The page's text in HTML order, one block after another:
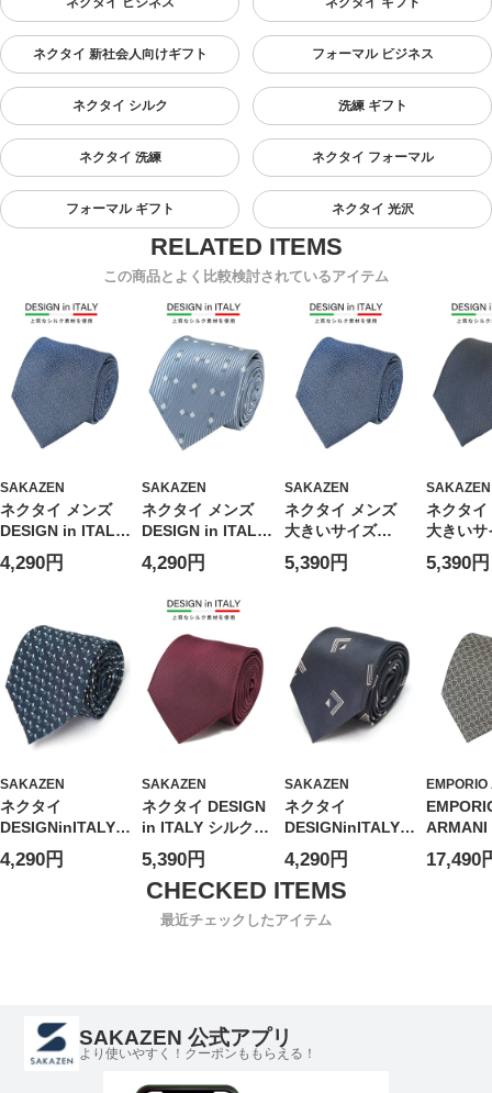
ネクタイ 新社会人向けギフト フォーマル ビジネス
ネクタイ シルク 洗練 ギフト
ネクタイ 洗練 ネクタイ フォーマル
フォーマル ギフト ネクタイ 光沢
この商品とよく比較検討されているアイテム
SAKAZEN
ネクタイ メンズ
DESIGN in ITALY
シルク混 無地 タ
イ SAKAZEN サカ
4,290円
SAKAZEN
ネクタイ メンズ
DESIGN in ITALY
シルク混 小紋柄
タイ SAKAZEN サ
4,290円
SAKAZEN
ネクタイ メンズ
大きいサイズ
DESIGN in ITALY
シルク混 無地 タ
5,390円
SAKAZEN
ネクタイ
大きいサ
シルク混
5,390円
SAKAZEN
ネクタイ
DESIGNinITALY
シルク 総柄 フォ
ーマル タイ ギフ
4,290円
SAKAZEN
ネクタイ DESIGN
in ITALY シルク混
無地 大きいサイズ
メンズ ビジネス
紳士
5,390円
SAKAZEN
ネクタイ
DESIGNinITALY
シルク 総柄 フォ
ーマル タイ ギフ
ト プレゼント 大
きいサイズ メンズ
ビジネス
4,290円
ARMANI
リオア
メンズ
17,490
最近チェックしたアイテム
SAKAZEN 公式アプリ
より使いやすく！クーポンももらえる！